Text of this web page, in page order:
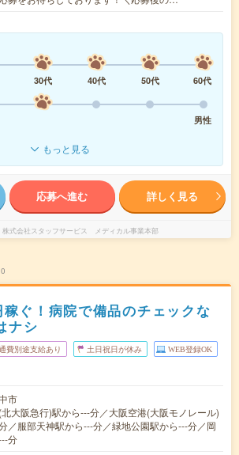
30代 40代 50代
60代
男性
もっと見る
応募へ進む 詳しく見る
株式会社スタッフサービス メディカル事業本部
ぐ！病院で備品のチェックな
ナシ
費別途支給あり 土日祝日が休み WEB登録OK
市
大阪急行)駅から---分／大阪空港(大阪モノレール)
／服部天神駅から---分／緑地公園駅から---分／岡
分